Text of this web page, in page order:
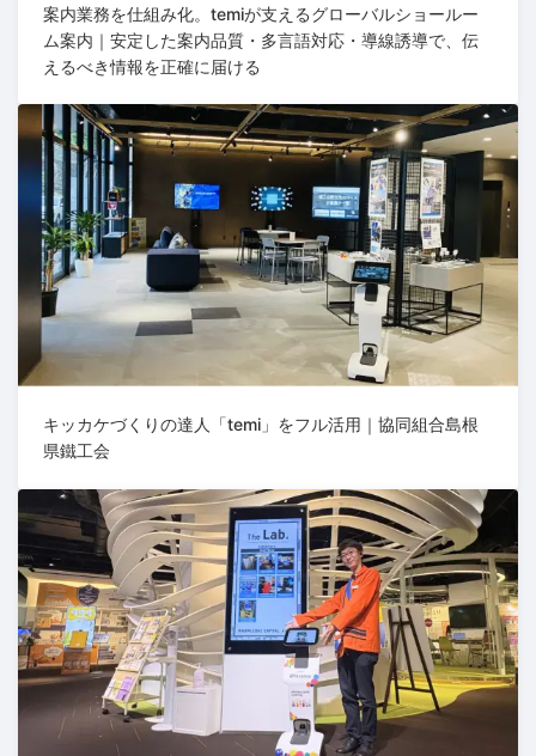
案内業務を仕組み化。temiが支えるグローバルショールー
ム案内｜安定した案内品質・多言語対応・導線誘導で、伝
えるべき情報を正確に届ける
キッカケづくりの達人「temi」をフル活用｜協同組合島根
県鐵工会